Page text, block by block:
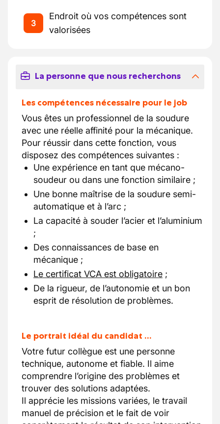
3
Endroit où vos compétences sont
valorisées
La personne que nous recherchons
Les compétences nécessaire pour le job
Vous êtes un professionnel de la soudure
avec une réelle affinité pour la mécanique.
Pour réussir dans cette fonction, vous
disposez des compétences suivantes :
Une expérience en tant que mécano-
soudeur ou dans une fonction similaire ;
Une bonne maîtrise de la soudure semi-
automatique et à l’arc ;
La capacité à souder l’acier et l’aluminium
;
Des connaissances de base en
mécanique ;
Le certificat VCA est obligatoire ;
De la rigueur, de l’autonomie et un bon
esprit de résolution de problèmes.
Le portrait idéal du candidat …
Votre futur collègue est une personne
technique, autonome et fiable. Il aime
comprendre l’origine des problèmes et
trouver des solutions adaptées.
Il apprécie les missions variées, le travail
manuel de précision et le fait de voir